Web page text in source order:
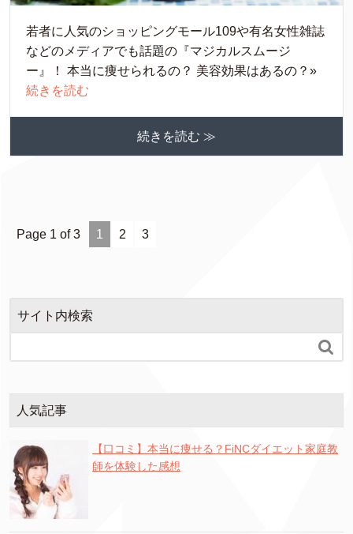
若者に人気のショッピングモール109や有名女性雑誌
などのメディアでも話題の『マジカルスムージ
ー』！ 本当に痩せられるの？ 美容効果はあるの？»
続きを読む
続きを読む ≫
Page 1 of 3 1 2 3
サイト内検索

人気記事
【口コミ】本当に痩せる？FiNCダイエット家庭教
師を体験した感想